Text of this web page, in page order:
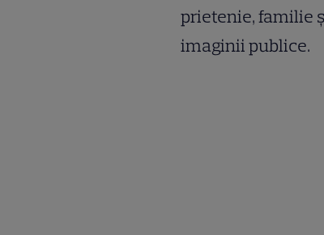
prietenie, familie
imaginii publice.